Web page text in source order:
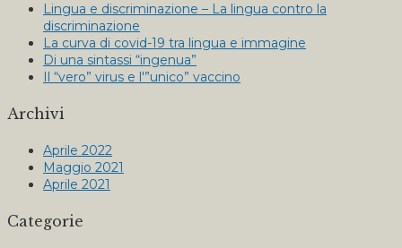
Lingua e discriminazione – La lingua contro la
discriminazione
La curva di covid-19 tra lingua e immagine
Di una sintassi “ingenua”
Il “vero” virus e l'”unico” vaccino
Archivi
Aprile 2022
Maggio 2021
Aprile 2021
Categorie